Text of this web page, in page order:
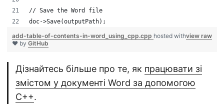
// Save the Word file
doc->Save(outputPath);
view raw
add-table-of-contents-in-word_using_cpp.cpp hosted with
❤ by GitHub
Дізнайтесь більше про те, як працювати зі
змістом у документі Word за допомогою
C++.